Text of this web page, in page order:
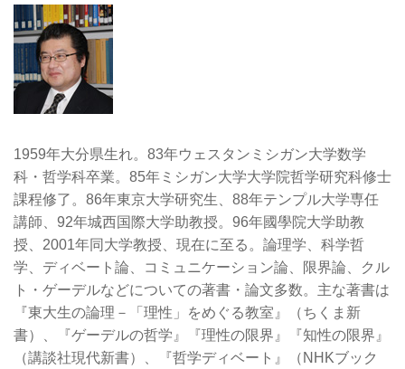
1959年大分県生れ。83年ウェスタンミシガン大学数学
科・哲学科卒業。85年ミシガン大学大学院哲学研究科修士
課程修了。86年東京大学研究生、88年テンプル大学専任
講師、92年城西国際大学助教授。96年國學院大学助教
授、2001年同大学教授、現在に至る。論理学、科学哲
学、ディベート論、コミュニケーション論、限界論、クル
ト・ゲーデルなどについての著書・論文多数。主な著書は
『東大生の論理－「理性」をめぐる教室』（ちくま新
書）、『ゲーデルの哲学』『理性の限界』『知性の限界』
（講談社現代新書）、『哲学ディベート』（NHKブック